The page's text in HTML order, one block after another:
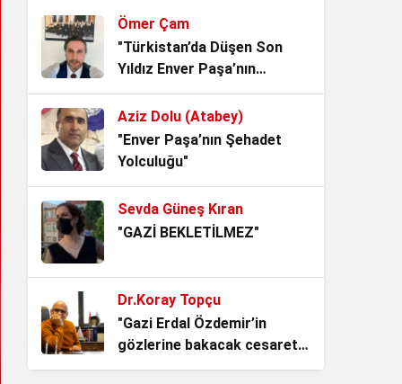
TBMM’nin Yok Hükmü
1 ay önce
AKP’li Başkan Tek Bir
Demeci ile 6 Anayasa
Bu, Düzen ile Düzülenin
ALMAN VAKIFLARI VE GİZLİ
AJANDALARI
Ömer Çam
"Türkistan’da Düşen Son
Yıldız Enver Paşa’nın
Ardından Bir Asrı Aşan
Sessizlik"
Aziz Dolu (Atabey)
"Enver Paşa’nın Şehadet
Yolculuğu"
Sevda Güneş Kıran
"GAZİ BEKLETİLMEZ"
Dr.Koray Topçu
"Gazi Erdal Özdemir’in
gözlerine bakacak cesaret
lazım"